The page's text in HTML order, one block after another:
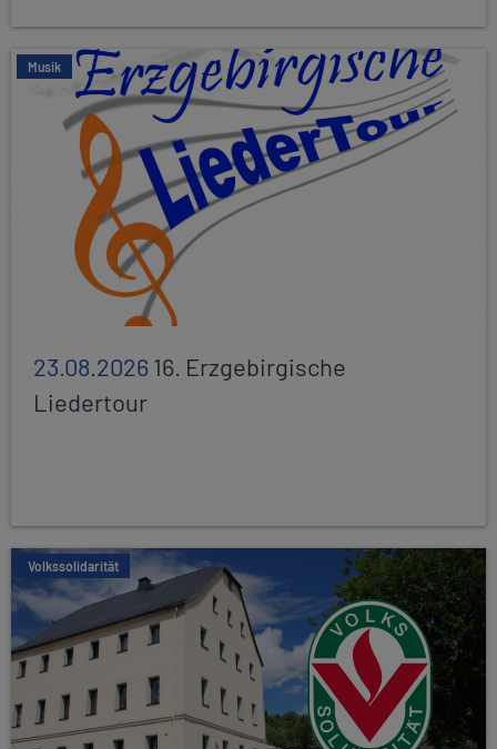
Musik
23.08.202616. Erzgebirgische
Liedertour
Volkssolidarität